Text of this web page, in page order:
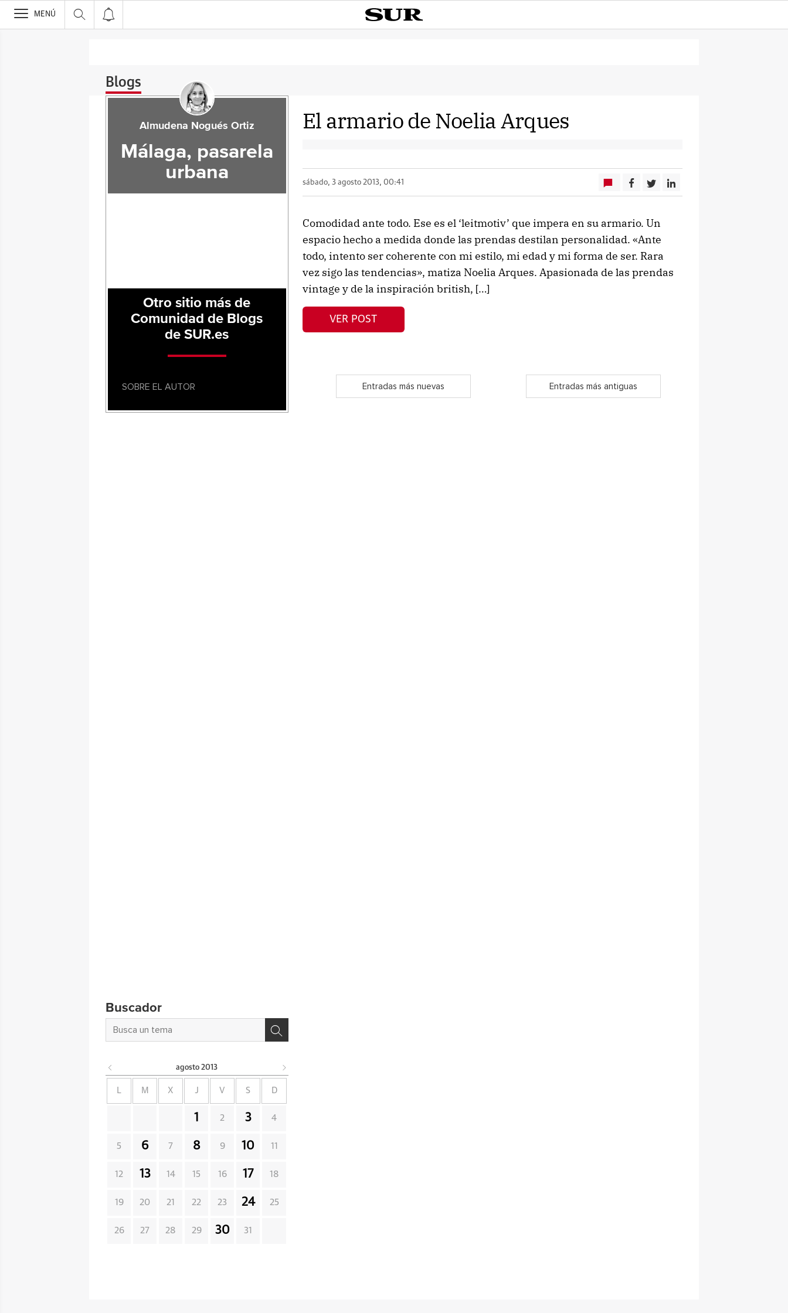
>
MENÚ
Blogs
El armario de Noelia Arques
sábado, 3 agosto 2013, 00:41
Comodidad ante todo. Ese es el ‘leitmotiv’ que impera en su armario. Un
espacio hecho a medida donde las prendas destilan personalidad. «Ante
todo, intento ser coherente con mi estilo, mi edad y mi forma de ser. Rara
vez sigo las tendencias», matiza Noelia Arques. Apasionada de las prendas
vintage y de la inspiración british, […]
VER POST
Entradas más nuevas Entradas más antiguas
Almudena Nogués Ortiz
Málaga, pasarela
urbana
Otro sitio más de
Comunidad de Blogs
de SUR.es
SOBRE EL AUTOR
Buscador
agosto 2013
L M X J V S D
1 2 3 4
5 6 7 8 9 10 11
12 13 14 15 16 17 18
19 20 21 22 23 24 25
26 27 28 29 30 31